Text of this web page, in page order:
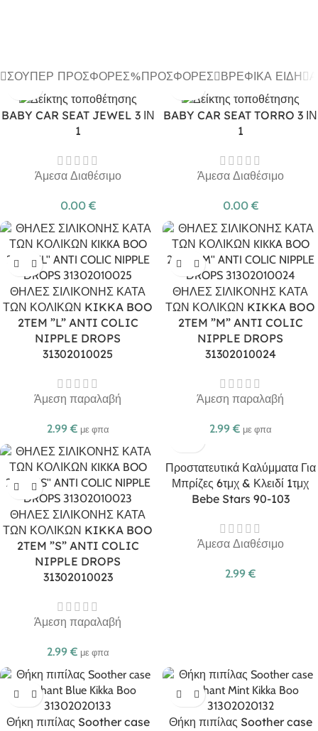
ΣΟΎΠΕΡ ΠΡΟΣΦΟΡΈΣ ΠΡΟΣΦΟΡΈΣ ΒΡΕΦΙΚΆ ΕΊΔΗ
BABY CAR SEAT JEWEL 3 ΙΝ
1
Άμεσα Διαθέσιμο
0.00 €
BABY CAR SEAT TORRO 3 ΙΝ
1
Άμεσα Διαθέσιμο
0.00 €
ΘΗΛΕΣ ΣΙΛΙΚΟΝΗΣ ΚΑΤΑ
ΤΩΝ ΚΟΛΙΚΩΝ KIKKA BOO
2TEM ”L” ANTI COLIC
NIPPLE DROPS
31302010025
Άμεση παραλαβή
2.99 € με φπα
ΘΗΛΕΣ ΣΙΛΙΚΟΝΗΣ ΚΑΤΑ
ΤΩΝ ΚΟΛΙΚΩΝ KIKKA BOO
2TEM ”M” ANTI COLIC
NIPPLE DROPS
31302010024
Άμεση παραλαβή
2.99 € με φπα
ΘΗΛΕΣ ΣΙΛΙΚΟΝΗΣ ΚΑΤΑ
ΤΩΝ ΚΟΛΙΚΩΝ KIKKA BOO
2TEM ”S” ANTI COLIC
NIPPLE DROPS
31302010023
Άμεση παραλαβή
2.99 € με φπα
Προστατευτικά Καλύμματα Για
Μπρίζες 6τμχ & Κλειδί 1τμχ
Bebe Stars 90-103
Άμεσα Διαθέσιμο
2.99 €
Θήκη πιπίλας Soother case
Θήκη πιπίλας Soother case